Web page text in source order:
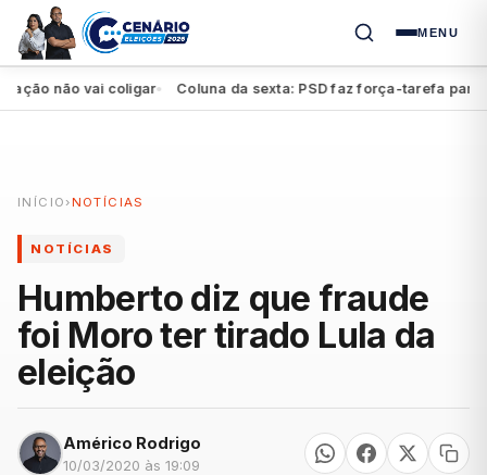
MENU
não vai coligar● Coluna da sexta: PSD faz força-tarefa para
INÍCIO › NOTÍCIAS
NOTÍCIAS
Humberto diz que fraude
foi Moro ter tirado Lula da
eleição
Américo Rodrigo
10/03/2020 às 19:09